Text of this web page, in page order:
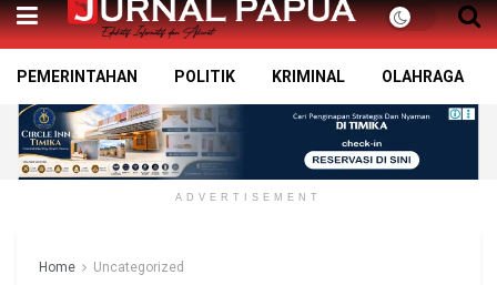
PEMERINTAHAN POLITIK KRIMINAL OLAHRAGA
ADVERTISEMENT
Home Uncategorized